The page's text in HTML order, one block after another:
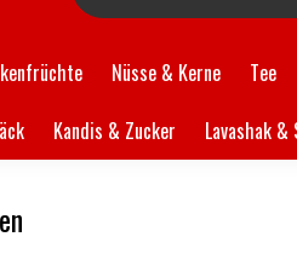
Nüsse & Kerne Tee
Kandis & Zucker Lavashak &